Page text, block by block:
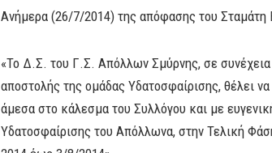
Ανήμερα (26/7/2014) της απόφασης του
«Το Δ.Σ. του Γ.Σ. Απόλλων Σμύρνης, σε συνέχεια
αποστολής της ομάδας Υδατοσφαίρισης, θέλει
άμεσα στο κάλεσμα του Συλλόγου και με
Υδατοσφαίρισης του Απόλλωνα, στην Τελική